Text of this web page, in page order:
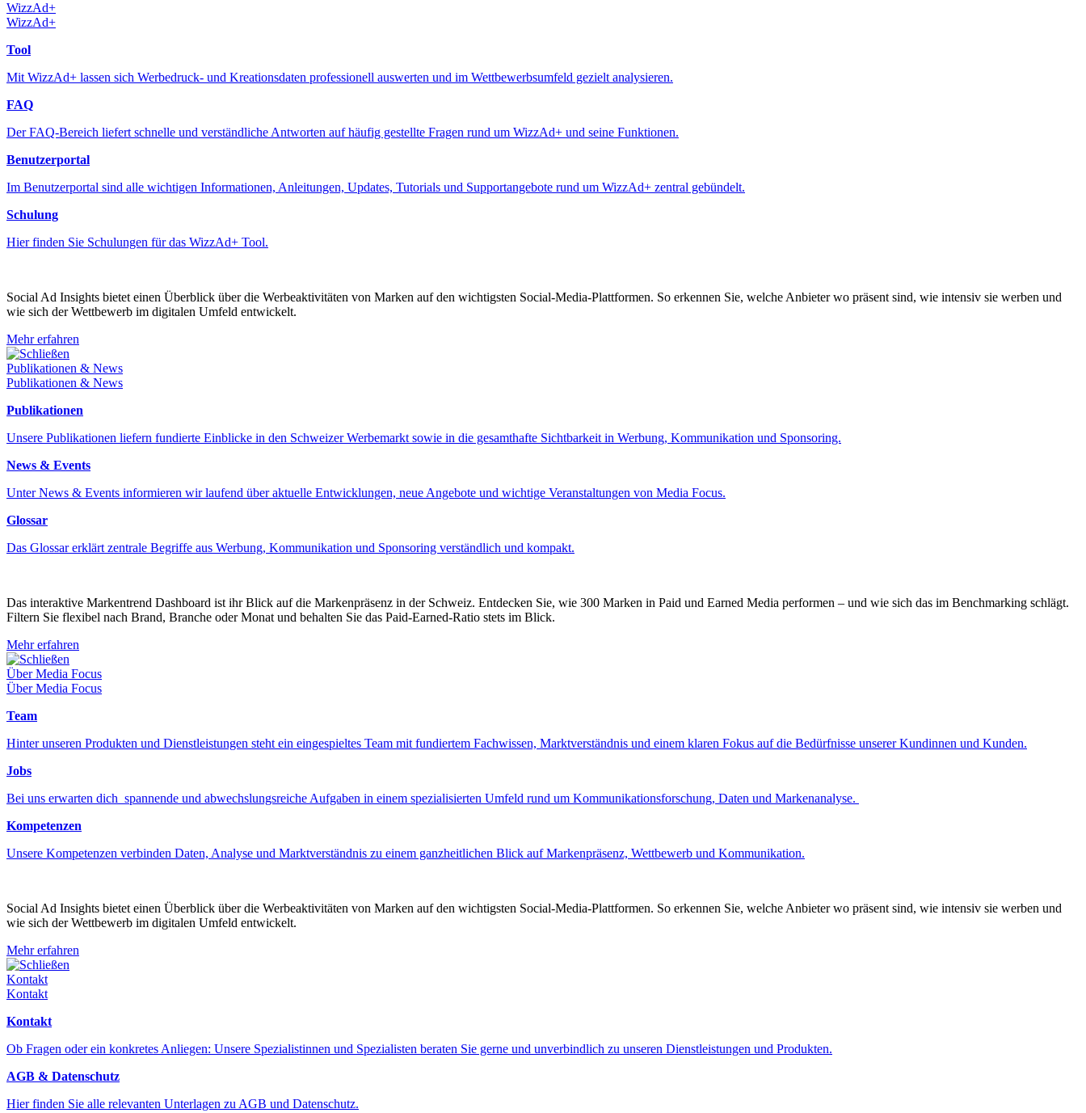
WizzAd+
WizzAd+
Tool
Mit WizzAd+ lassen sich Werbedruck- und Kreationsdaten professionell auswerten und im Wettbewerbsumfeld gezielt analysieren.
FAQ
Der FAQ-Bereich liefert schnelle und verständliche Antworten auf häufig gestellte Fragen rund um WizzAd+ und seine Funktionen.
Benutzerportal
Im Benutzerportal sind alle wichtigen Informationen, Anleitungen, Updates, Tutorials und Supportangebote rund um WizzAd+ zentral gebündelt.
Schulung
Hier finden Sie Schulungen für das WizzAd+ Tool.
Social Ad Insights bietet einen Überblick über die Werbeaktivitäten von Marken auf den wichtigsten Social-Media-Plattformen. So erkennen Sie, welche Anbieter wo präsent sind, wie intensiv sie werben und
wie sich der Wettbewerb im digitalen Umfeld entwickelt.
Mehr erfahren
Schließen
Publikationen & News
Publikationen & News
Publikationen
Unsere Publikationen liefern fundierte Einblicke in den Schweizer Werbemarkt sowie in die gesamthafte Sichtbarkeit in Werbung, Kommunikation und Sponsoring.
News & Events
Unter News & Events informieren wir laufend über aktuelle Entwicklungen, neue Angebote und wichtige Veranstaltungen von Media Focus.
Glossar
Das Glossar erklärt zentrale Begriffe aus Werbung, Kommunikation und Sponsoring verständlich und kompakt.
Das interaktive Markentrend Dashboard ist ihr Blick auf die Markenpräsenz in der Schweiz. Entdecken Sie, wie 300 Marken in Paid und Earned Media performen – und wie sich das im Benchmarking schlägt.
Filtern Sie flexibel nach Brand, Branche oder Monat und behalten Sie das Paid-Earned-Ratio stets im Blick.
Mehr erfahren
Schließen
Über Media Focus
Über Media Focus
Team
Hinter unseren Produkten und Dienstleistungen steht ein eingespieltes Team mit fundiertem Fachwissen, Marktverständnis und einem klaren Fokus auf die Bedürfnisse unserer Kundinnen und Kunden.
Jobs
Bei uns erwarten dich spannende und abwechslungsreiche Aufgaben in einem spezialisierten Umfeld rund um Kommunikationsforschung, Daten und Markenanalyse.
Kompetenzen
Unsere Kompetenzen verbinden Daten, Analyse und Marktverständnis zu einem ganzheitlichen Blick auf Markenpräsenz, Wettbewerb und Kommunikation.
Social Ad Insights bietet einen Überblick über die Werbeaktivitäten von Marken auf den wichtigsten Social-Media-Plattformen. So erkennen Sie, welche Anbieter wo präsent sind, wie intensiv sie werben und
wie sich der Wettbewerb im digitalen Umfeld entwickelt.
Mehr erfahren
Schließen
Kontakt
Kontakt
Kontakt
Ob Fragen oder ein konkretes Anliegen: Unsere Spezialistinnen und Spezialisten beraten Sie gerne und unverbindlich zu unseren Dienstleistungen und Produkten.
AGB & Datenschutz
Hier finden Sie alle relevanten Unterlagen zu AGB und Datenschutz.